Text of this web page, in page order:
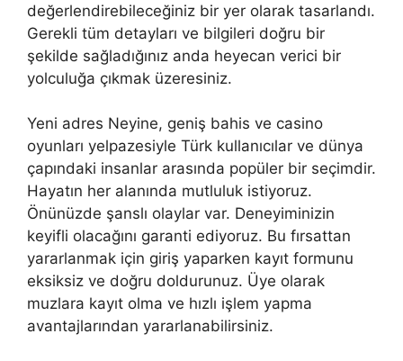
değerlendirebileceğiniz bir yer olarak tasarlandı.
Gerekli tüm detayları ve bilgileri doğru bir
şekilde sağladığınız anda heyecan verici bir
yolculuğa çıkmak üzeresiniz.
Yeni adres Neyine, geniş bahis ve casino
oyunları yelpazesiyle Türk kullanıcılar ve dünya
çapındaki insanlar arasında popüler bir seçimdir.
Hayatın her alanında mutluluk istiyoruz.
Önünüzde şanslı olaylar var. Deneyiminizin
keyifli olacağını garanti ediyoruz. Bu fırsattan
yararlanmak için giriş yaparken kayıt formunu
eksiksiz ve doğru doldurunuz. Üye olarak
muzlara kayıt olma ve hızlı işlem yapma
avantajlarından yararlanabilirsiniz.